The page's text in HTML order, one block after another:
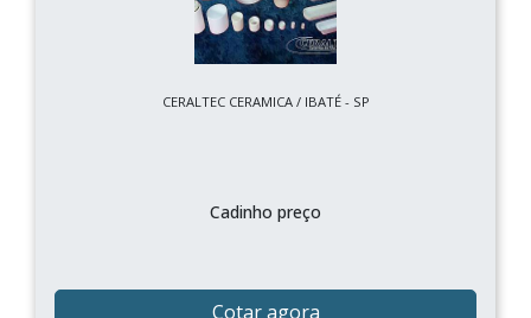
CERALTEC CERAMICA / IBATÉ - SP
Cadinho preço
Cotar agora